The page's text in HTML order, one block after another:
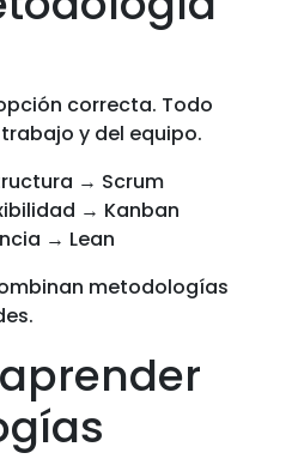
correcta. Todo
y del equipo.
→ Scrum
→ Kanban
→ Lean
metodologías